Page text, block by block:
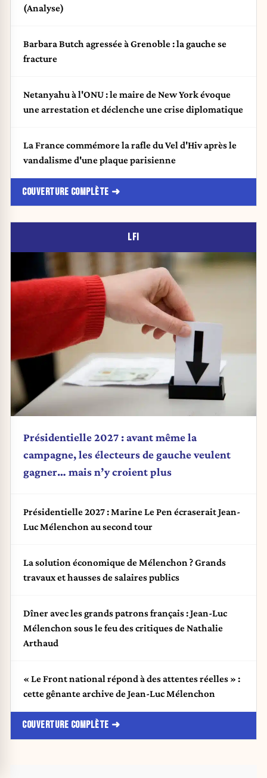
(Analyse)
Barbara Butch agressée à Grenoble : la gauche se
fracture
Netanyahu à l'ONU : le maire de New York évoque
une arrestation et déclenche une crise diplomatique
La France commémore la rafle du Vel d'Hiv après le
vandalisme d'une plaque parisienne
COUVERTURE COMPLÈTE
LFI
Présidentielle 2027 : avant même la
campagne, les électeurs de gauche veulent
gagner… mais n’y croient plus
Présidentielle 2027 : Marine Le Pen écraserait Jean-
Luc Mélenchon au second tour
La solution économique de Mélenchon ? Grands
travaux et hausses de salaires publics
Dîner avec les grands patrons français : Jean-Luc
Mélenchon sous le feu des critiques de Nathalie
Arthaud
« Le Front national répond à des attentes réelles » :
cette gênante archive de Jean-Luc Mélenchon
COUVERTURE COMPLÈTE